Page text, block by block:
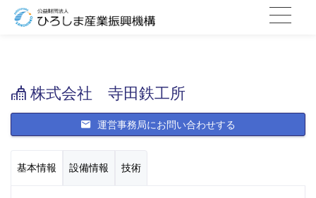
株式会社 寺田鉄工所
運営事務局にお問い合わせする
基本情報 設備情報 技術